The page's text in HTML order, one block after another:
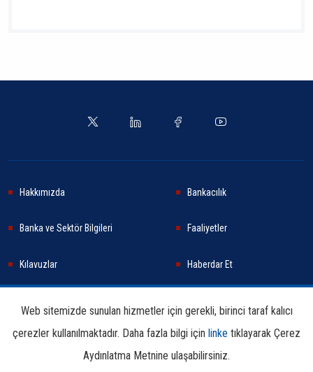
Hakkımızda Bankacılık
Banka ve Sektör Bilgileri Faaliyetler
Kılavuzlar Haberdar Et
Araştırma ve Yayınlar İletişim Bilgileri
Web sitemizde sunulan hizmetler için gerekli, birinci taraf kalıcı
çerezler kullanılmaktadır. Daha fazla bilgi için linke tıklayarak Çerez
Aydınlatma Metnine ulaşabilirsiniz.